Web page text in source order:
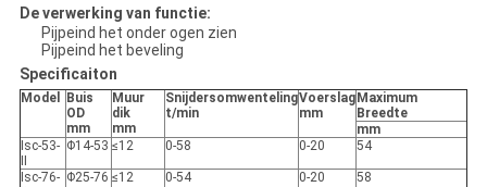
De verwerking van functie:
Pijpeind het onder ogen zien
Pijpeind het beveling
Specificaiton
Model
Buis
OD
mm
Muur
dik
mm
Snijdersomwenteling
t/min
Voerslag
mm
Maximum
Breedte
mm
Isc-53- Φ14-53 ≤12 0-58 0-20 54
Isc-76- Φ25-76 ≤12 0-54 0-20 58